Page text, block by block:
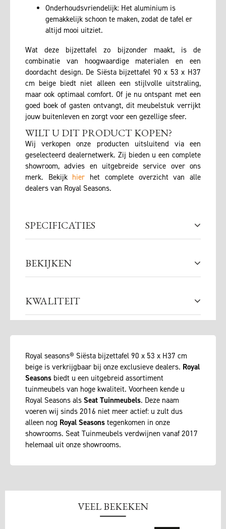
Onderhoudsvriendelijk: Het aluminium is
gemakkelijk schoon te maken, zodat de tafel er
altijd mooi uitziet.
Wat deze bijzettafel zo bijzonder maakt, is de
combinatie van hoogwaardige materialen en een
doordacht design. De Siësta bijzettafel 90 x 53 x H37
cm beige biedt niet alleen een stijlvolle uitstraling,
maar ook optimaal comfort. Of je nu ontspant met een
goed boek of gasten ontvangt, dit meubelstuk verrijkt
jouw buitenleven en zorgt voor een gezellige sfeer.
WILT U DIT PRODUCT KOPEN?
Wij verkopen onze producten uitsluitend via een
geselecteerd dealernetwerk. Zij bieden u een complete
showroom, advies en uitgebreide service over ons
merk. Bekijk hier het complete overzicht van alle
dealers van Royal Seasons.
SPECIFICATIES
BEKIJKEN
KWALITEIT
Royal seasons® Siësta bijzettafel 90 x 53 x H37 cm
beige is verkrijgbaar bij onze exclusieve dealers. Royal
Seasons biedt u een uitgebreid assortiment
tuinmeubels van hoge kwaliteit. Voorheen kende u
Royal Seasons als Seat Tuinmeubels. Deze naam
voeren wij sinds 2016 niet meer actief: u zult dus
alleen nog Royal Seasons tegenkomen in onze
showrooms. Seat Tuinmeubels verdwijnen vanaf 2017
helemaal uit onze showrooms.
VEEL BEKEKEN